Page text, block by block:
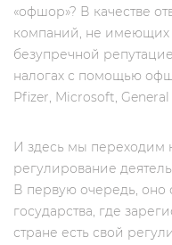
«офшор»? В качестве
компаний, не имеющих
безупречной
налогах с помощью
Pfizer, Microsoft,
И здесь мы переходим
регулирование
В первую очередь, оно
государства, где
стране есть свой